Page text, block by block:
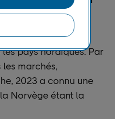
pays nordiques. Par
marchés,
2023 a connu une
Norvège étant la